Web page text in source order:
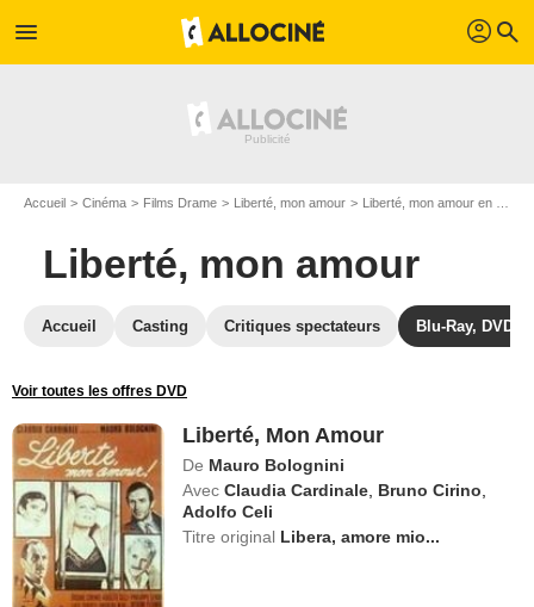
menu profil search
Accueil Cinéma Films Drame Liberté, mon amour Liberté, mon amour en DVD
Liberté, mon amour
Accueil Casting Critiques spectateurs Blu-Ray, DVD
Voir toutes les offres DVD
Liberté, Mon Amour
De Mauro Bolognini
Avec Claudia Cardinale Bruno Cirino
Adolfo Celi
Titre original Libera, amore mio...